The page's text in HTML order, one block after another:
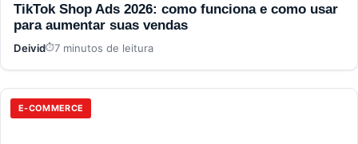
TikTok Shop Ads 2026: como funciona e como usar
para aumentar suas vendas
Deivid 7 minutos de leitura
E-COMMERCE